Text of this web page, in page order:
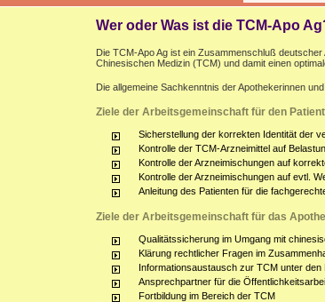
Wer oder Was ist die TCM-Apo
Die TCM-Apo Ag ist ein Zusammenschluß
Chinesischen Medizin (TCM) und damit einen
Die allgemeine Sachkenntnis der Apothekerinnen
Ziele der Arbeitsgemeinschaft für den
Sicherstellung der korrekten Identität der
Kontrolle der TCM-Arzneimittel auf
Kontrolle der Arzneimischungen auf
Kontrolle der Arzneimischungen auf evtl.
Anleitung des Patienten für die
Ziele der Arbeitsgemeinschaft für das
Qualitätssicherung im Umgang mit
Klärung rechtlicher Fragen im
Informationsaustausch zur TCM unter
Ansprechpartner für die
Fortbildung im Bereich der TCM